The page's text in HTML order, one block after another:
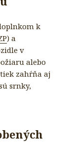
k
) a
v
alebo
zahŕňa aj
srnky,